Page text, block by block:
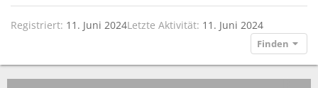
Registriert 11. Juni 2024Letzte Aktivität 11. Juni 2024
Finden